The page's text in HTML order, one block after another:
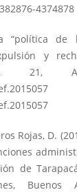
4374878
“política de
y
21,
Rojas, D.
de
Buenos